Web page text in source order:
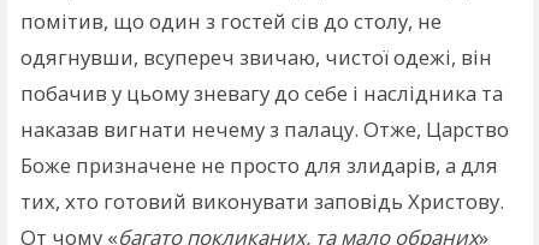
помітив, що один з гостей сів до столу, не
одягнувши, всупереч звичаю, чистої одежі, він
побачив у цьому зневагу до себе і наслідника та
наказав вигнати нечему з палацу. Отже, Царство
Боже призначене не просто для злидарів, а для
тих, хто готовий виконувати заповідь Христову.
От чому «багато покликаних, та мало обраних»